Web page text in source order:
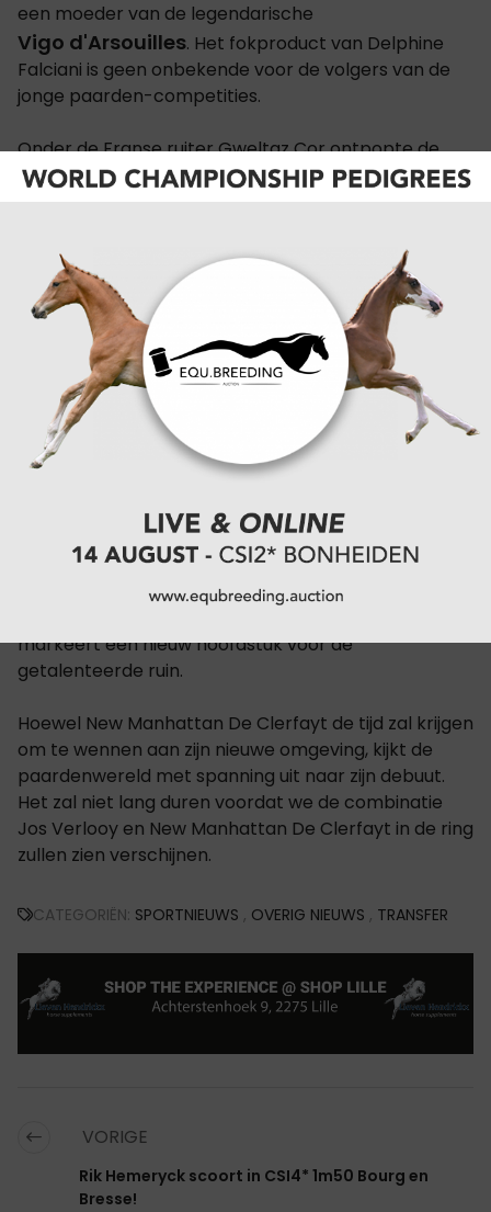
een moeder van de legendarische
Vigo d'Arsouilles. Het fokproduct van Delphine
Falciani is geen onbekende voor de volgers van de
jonge paarden-competities.
Onder de Franse ruiter Gweltaz Cor ontpopte de
schimmel zich de voorbije weken tot de absolute
revelatie van deSTX Cyclusbij de 7-jarigen. Met
manches op rij bewees de ruin over alle kwaliteiten
te beschikken die nodig zijn voor het hoogste niveau:
vermogen, voorzichtigheid en een uitstekende
instelling.
Toekomst bij Jos
Verlooy
De investering door Euro Horse onderstreept de
ambitie van het team om jonge paarden met
potentie op te leiden tot op Grand Prix-niveau. De
markeert een nieuw hoofdstuk voor de
getalenteerde ruin.
Hoewel New Manhattan De Clerfayt de tijd zal krijgen
om te wennen aan zijn nieuwe omgeving, kijkt de
paardenwereld met spanning uit naar zijn debuut.
Het zal niet lang duren voordat we de combinatie
Jos Verlooy en New Manhattan De Clerfayt in de ring
zullen zien verschijnen.
CATEGORIËN: SPORTNIEUWS , OVERIG NIEUWS , TRANSFER
VORIGE
Rik Hemeryck scoort in CSI4* 1m50 Bourg en
Bresse!